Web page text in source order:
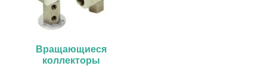
Вращающиеся
коллекторы